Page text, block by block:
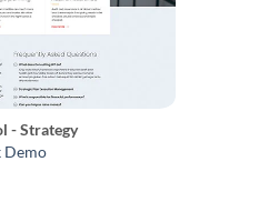
- Strategy
Demo